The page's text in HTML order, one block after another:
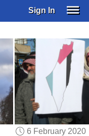
Sign In
6 February 2020